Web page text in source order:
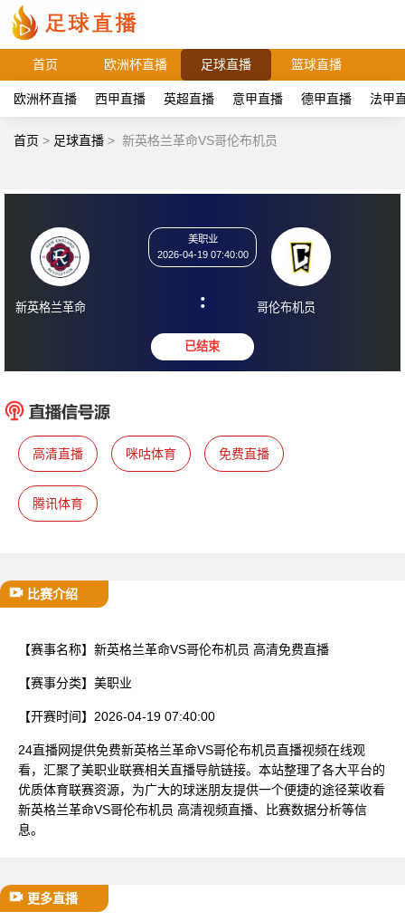
首页 欧洲杯直播 足球直播 篮球直播
欧洲杯直播 西甲直播 英超直播 意甲直播 德甲直播 法甲
首页 > 足球直播 > 新英格兰革命VS哥伦布机员
新英格兰革命
2026-04-19 07:40:00
: 哥伦布机员
高清直播 咪咕体育 免费直播
腾讯体育
比赛介绍
【赛事名称】 新英格兰革命VS哥伦布机员 高清免费直播
【赛事分类】 美职业
【开赛时间】 2026-04-19 07:40:00
24直播网提供免费新英格兰革命VS哥伦布机员直播视频在线观
看，汇聚了美职业联赛相关直播导航链接。本站整理了各大平台的
优质体育联赛资源，为广大的球迷朋友提供一个便捷的途径莱收看
新英格兰革命VS哥伦布机员 高清视频直播、比赛数据分析等信
息。
更多直播